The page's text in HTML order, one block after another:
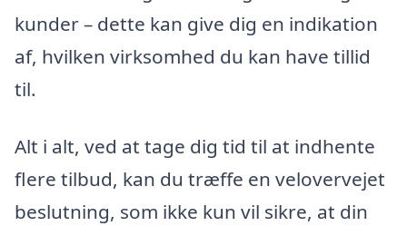
kunder – dette kan give dig en indikation
af, hvilken virksomhed du kan have tillid
til.
Alt i alt, ved at tage dig tid til at indhente
flere tilbud, kan du træffe en velovervejet
beslutning, som ikke kun vil sikre, at din